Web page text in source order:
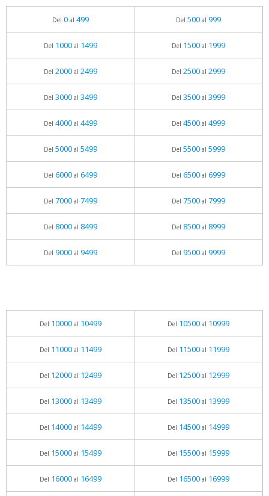
Del 0al 499 Del 500al 999
Del 1000al 1499 Del 1500al 1999
Del 2000al 2499 Del 2500al 2999
Del 3000al 3499 Del 3500al 3999
Del 4000al 4499 Del 4500al 4999
Del 5000al 5499 Del 5500al 5999
Del 6000al 6499 Del 6500al 6999
Del 7000al 7499 Del 7500al 7999
Del 8000al 8499 Del 8500al 8999
Del 9000al 9499 Del 9500al 9999
Del 10000al 10499 Del 10500al 10999
Del 11000al 11499 Del 11500al 11999
Del 12000al 12499 Del 12500al 12999
Del 13000al 13499 Del 13500al 13999
Del 14000al 14499 Del 14500al 14999
Del 15000al 15499 Del 15500al 15999
Del 16000al 16499 Del 16500al 16999